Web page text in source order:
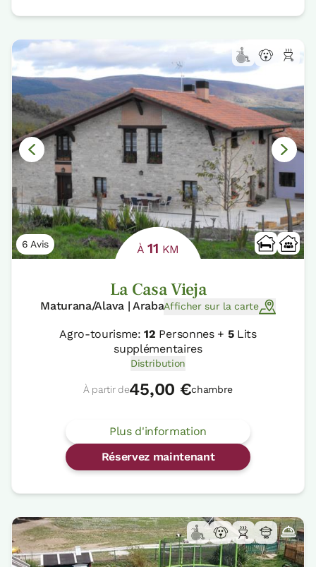
6 Avis À11 KM
La Casa Vieja
Maturana/Alava | ArabaAfficher sur la carte
Agro-tourisme:12 Personnes + 5Lits
supplémentaires
Distribution
À partir de45,00 €chambre
Plus d'information
Réservez maintenant